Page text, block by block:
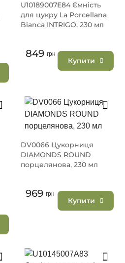
U10189007E84 Ємність
для цукру La Porcellana
Bianca INTRIGO, 230 мл
849 грн
Купити
DV0066 Цукорниця
DIAMONDS ROUND
порцелянова, 230 мл
969 грн
Купити